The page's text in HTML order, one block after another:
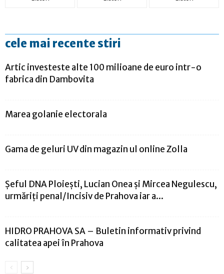
cele mai recente stiri
Artic investeste alte 100 milioane de euro intr-o
fabrica din Dambovita
Marea golanie electorala
Gama de geluri UV din magazin ul online Zolla
Şeful DNA Ploieşti, Lucian Onea şi Mircea Negulescu,
urmăriţi penal/Incisiv de Prahova iar a...
HIDRO PRAHOVA SA – Buletin informativ privind
calitatea apei în Prahova